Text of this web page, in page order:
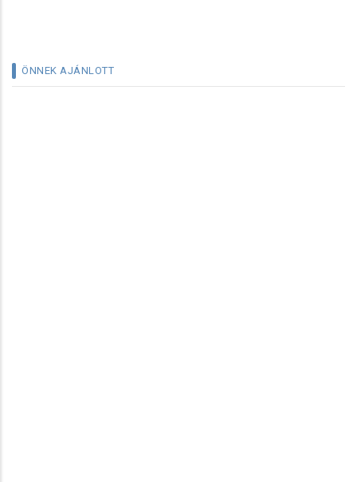
ÖNNEK AJÁNLOTT